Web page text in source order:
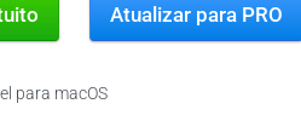
Atualizar para PRO
para macOS